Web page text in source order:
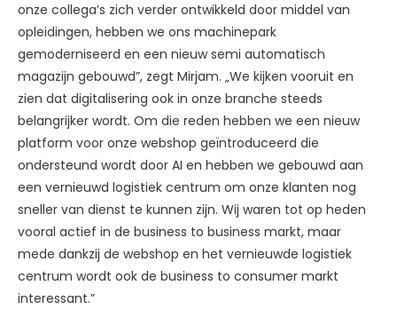
onze collega’s zich verder ontwikkeld door middel van
opleidingen, hebben we ons machinepark
gemoderniseerd en een nieuw semi automatisch
magazijn gebouwd”, zegt Mirjam. „We kijken vooruit en
zien dat digitalisering ook in onze branche steeds
belangrijker wordt. Om die reden hebben we een nieuw
platform voor onze webshop geïntroduceerd die
ondersteund wordt door AI en hebben we gebouwd aan
een vernieuwd logistiek centrum om onze klanten nog
sneller van dienst te kunnen zijn. Wij waren tot op heden
vooral actief in de business to business markt, maar
mede dankzij de webshop en het vernieuwde logistiek
centrum wordt ook de business to consumer markt
interessant.”